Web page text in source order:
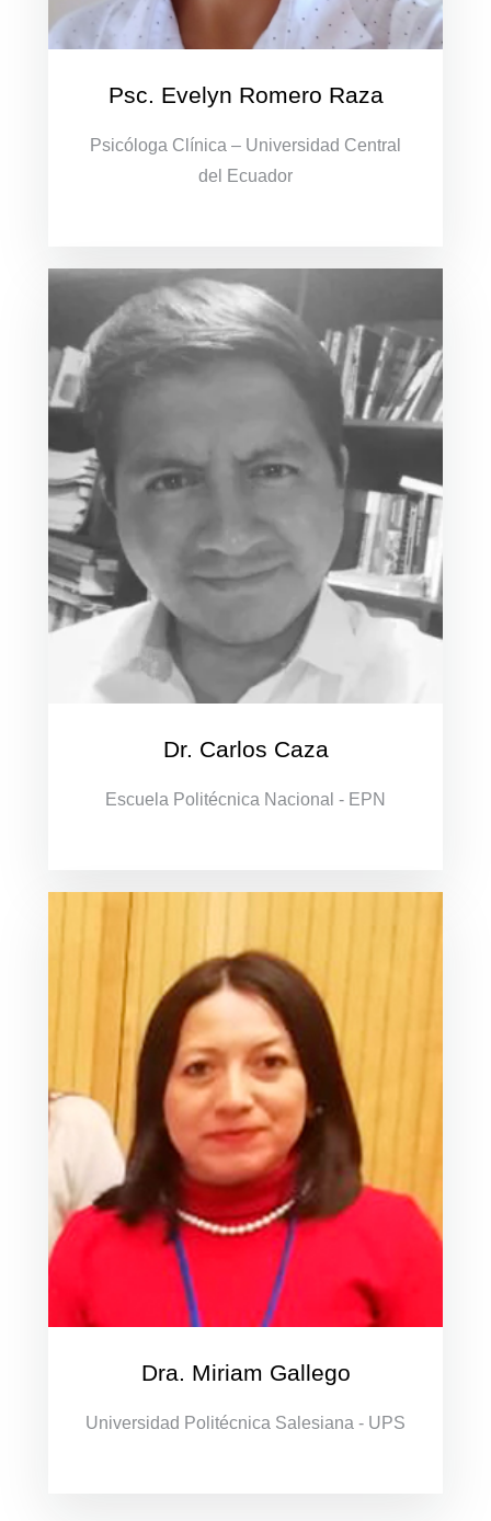
Psc. Evelyn Romero Raza
Psicóloga Clínica – Universidad Central
del Ecuador
Dr. Carlos Caza
Escuela Politécnica Nacional - EPN
Dra. Miriam Gallego
Universidad Politécnica Salesiana - UPS